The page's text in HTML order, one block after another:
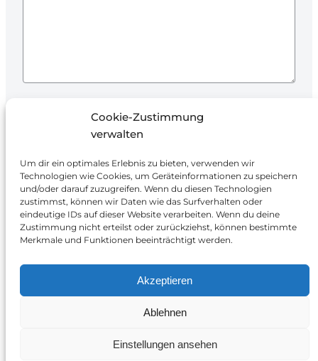
Cookie-Zustimmung
verwalten
Um dir ein optimales Erlebnis zu bieten, verwenden wir
Technologien wie Cookies, um Geräteinformationen zu speichern
und/oder darauf zuzugreifen. Wenn du diesen Technologien
zustimmst, können wir Daten wie das Surfverhalten oder
eindeutige IDs auf dieser Website verarbeiten. Wenn du deine
Zustimmung nicht erteilst oder zurückziehst, können bestimmte
Merkmale und Funktionen beeinträchtigt werden.
Akzeptieren
Ablehnen
Einstellungen ansehen
Ich stimme der Verarbeitung meiner Daten
zur Beantwortung der Anfrage und
Smart Energy Solutions
Erlenstraße 36, 90441 Nürnberg